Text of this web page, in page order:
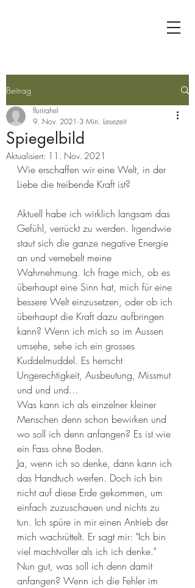
Beitrag
Spiegelbild
flurirahel
9. Nov. 2021 3 Min. Lesezeit
Aktualisiert: 11. Nov. 2021
Wie erschaffen wir eine Welt, in der
Liebe die treibende Kraft ist?
Aktuell habe ich wirklich langsam das
Gefühl, verrückt zu werden. Irgendwie
staut sich die ganze negative Energie
an und vernebelt meine
Wahrnehmung. Ich frage mich, ob es
überhaupt eine Sinn hat, mich für eine
bessere Welt einzusetzen, oder ob ich
überhaupt die Kraft dazu aufbringen
kann? Wenn ich mich so im Aussen
umsehe, sehe ich ein grosses
Kuddelmuddel. Es herrscht
Ungerechtigkeit, Ausbeutung, Missmut
und und und...
Was kann ich als einzelner kleiner
Menschen denn schon bewirken und
wo soll ich denn anfangen? Es ist wie
ein Fass ohne Boden.
Ja, wenn ich so denke, dann kann ich
das Handtuch werfen. Doch ich bin
nicht auf diese Erde gekommen, um
einfach zuzuschauen und nichts zu
tun. Ich spüre in mir einen Antrieb der
mich wachrüttelt. Er sagt mir: "Ich bin
viel machtvoller als ich ich denke."
Nun gut, was soll ich denn damit
anfangen? Wenn ich die Fehler im